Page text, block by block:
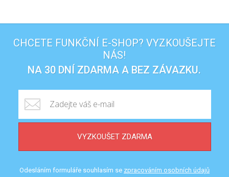
CHCETE FUNKČNÍ E-SHOP? VYZKOUŠEJTE
NÁS!
NA 30 DNÍ ZDARMA A BEZ ZÁVAZKU.
VYZKOUŠET ZDARMA
Odesláním formuláře souhlasím se zpracováním osobních údajů